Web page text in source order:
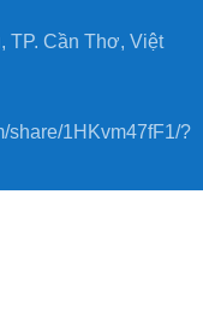
TP. Cần Thơ, Việt
share/1HKvm47fF1/?